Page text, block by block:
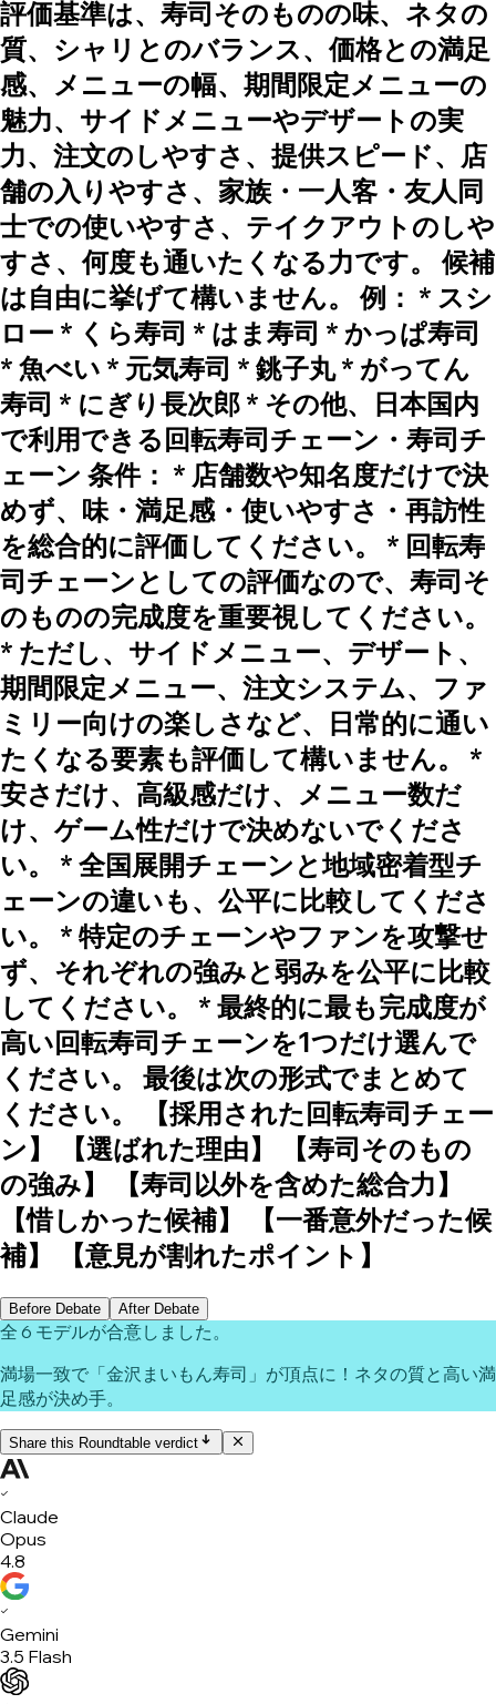
評価基準は、寿司そのものの味、ネタの
質、シャリとのバランス、価格との満足
感、メニューの幅、期間限定メニューの
魅力、サイドメニューやデザートの実
力、注文のしやすさ、提供スピード、店
舗の入りやすさ、家族・一人客・友人同
士での使いやすさ、テイクアウトのしや
すさ、何度も通いたくなる力です。 候補
は自由に挙げて構いません。 例： * スシ
ロー * くら寿司 * はま寿司 * かっぱ寿司
* 魚べい * 元気寿司 * 銚子丸 * がってん
寿司 * にぎり長次郎 * その他、日本国内
で利用できる回転寿司チェーン・寿司チ
ェーン 条件： * 店舗数や知名度だけで決
めず、味・満足感・使いやすさ・再訪性
を総合的に評価してください。 * 回転寿
司チェーンとしての評価なので、寿司そ
のものの完成度を重要視してください。
* ただし、サイドメニュー、デザート、
期間限定メニュー、注文システム、ファ
ミリー向けの楽しさなど、日常的に通い
たくなる要素も評価して構いません。 *
安さだけ、高級感だけ、メニュー数だ
け、ゲーム性だけで決めないでくださ
い。 * 全国展開チェーンと地域密着型チ
ェーンの違いも、公平に比較してくださ
い。 * 特定のチェーンやファンを攻撃せ
ず、それぞれの強みと弱みを公平に比較
してください。 * 最終的に最も完成度が
高い回転寿司チェーンを1つだけ選んで
ください。 最後は次の形式でまとめて
ください。 【採用された回転寿司チェー
ン】 【選ばれた理由】 【寿司そのもの
の強み】 【寿司以外を含めた総合力】
【惜しかった候補】 【一番意外だった候
補】 【意見が割れたポイント】
Before Debate After Debate
全 6 モデルが合意しました。
満場一致で「金沢まいもん寿司」が頂点に！ネタの質と高い満
足感が決め手。
Share this Roundtable verdict
✓
Claude
Opus
4.8
✓
Gemini
3.5 Flash